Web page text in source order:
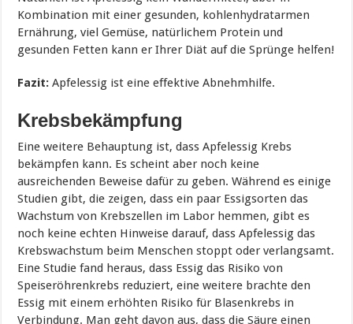
Kombination mit einer gesunden, kohlenhydratarmen
Ernährung, viel Gemüse, natürlichem Protein und
gesunden Fetten kann er Ihrer Diät auf die Sprünge helfen!
Fazit: Apfelessig ist eine effektive Abnehmhilfe.
Krebsbekämpfung
Eine weitere Behauptung ist, dass Apfelessig Krebs
bekämpfen kann. Es scheint aber noch keine
ausreichenden Beweise dafür zu geben. Während es einige
Studien gibt, die zeigen, dass ein paar Essigsorten das
Wachstum von Krebszellen im Labor hemmen, gibt es
noch keine echten Hinweise darauf, dass Apfelessig das
Krebswachstum beim Menschen stoppt oder verlangsamt.
Eine Studie fand heraus, dass Essig das Risiko von
Speiseröhrenkrebs reduziert, eine weitere brachte den
Essig mit einem erhöhten Risiko für Blasenkrebs in
Verbindung. Man geht davon aus, dass die Säure einen